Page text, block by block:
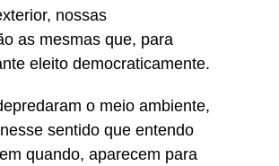
nossas
as mesmas que, para
eleito democraticamente.
o meio ambiente,
sentido que entendo
quando, aparecem para